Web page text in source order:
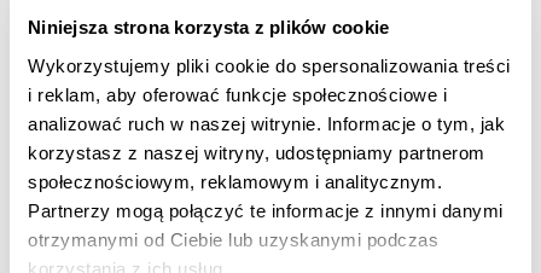
Niniejsza strona korzysta z plików cookie
Wykorzystujemy pliki cookie do spersonalizowania treści
i reklam, aby oferować funkcje społecznościowe i
analizować ruch w naszej witrynie. Informacje o tym, jak
korzystasz z naszej witryny, udostępniamy partnerom
społecznościowym, reklamowym i analitycznym.
Partnerzy mogą połączyć te informacje z innymi danymi
otrzymanymi od Ciebie lub uzyskanymi podczas
korzystania z ich usług.
Metody oceny ryzykai podejmowania działań
naprawczych,
Zasady informowania osób, których dane
dotyczą
oraz organu nadzorczego.
Publikacja uwzględnia najnowsze wytyczne Europejskiej
Rady Ochrony Danych (EROD) oraz orzecznictwo
Trybunału Sprawiedliwości Unii Europejskiej (TSUE). To
niezbędna lektura dla wszystkich odpowiedzialnych za
bezpieczeństwo danych w organizacjach.